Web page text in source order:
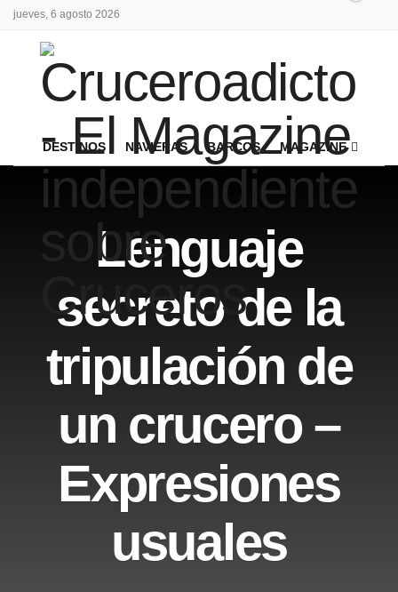
jueves, 6 agosto 2026
DESTINOS NAVIERAS BARCOS MAGAZINE
Lenguaje
secreto de la
tripulación de
un crucero –
Expresiones
usuales